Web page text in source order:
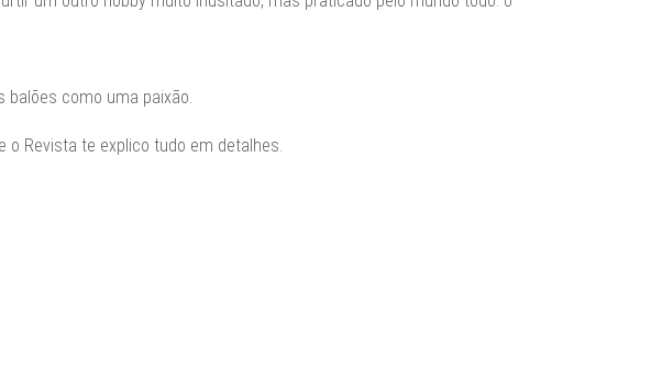
balões como uma paixão.
o Revista te explico tudo em detalhes.